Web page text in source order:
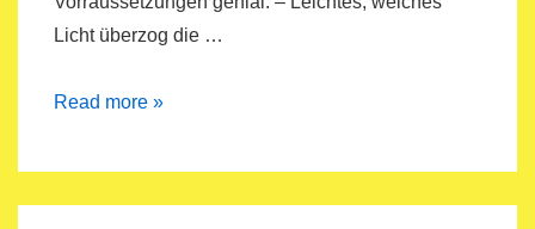
Licht überzog die …
30Tage=30Bilder
Dublin
und
Read more »